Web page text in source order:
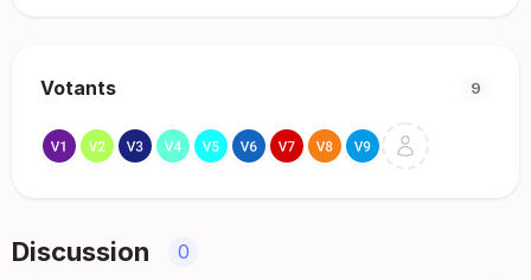
Votants 9
Discussion 0